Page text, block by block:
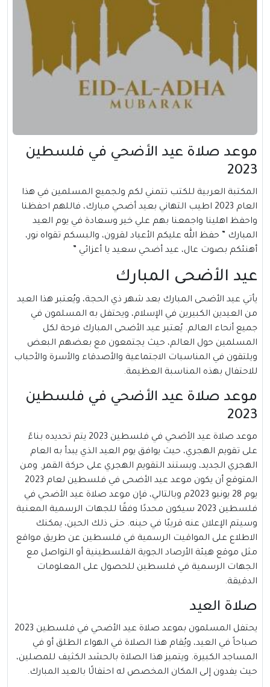
موعد صلاة عيد الأضحي في فلسطين
2023
المكتبة العربية للكتب تتمني لكم ولجميع المسلمين في هذا
العام 2023 اطيب التهاني بعيد أضحي مبارك، فاللهم احفظنا
واحفظ اهلينا واجمعنا بهم علي خير وسعادة في يوم العيد
المبارك ” حفظ الله عليكم الأعياد لقرون، والبسكم تقواه نور،
أهنئكم بصوت عال، عيد أضحي سعيد يا أعزائي ”
عيد الأضحى المبارك
يأتي عيد الأضحى المبارك بعد شهر ذي الحجة، ويُعتبر هذا العيد
من العيدين الكبيرين في الإسلام، ويحتفل به المسلمون في
جميع أنحاء العالم. يُعتبر عيد الأضحى المبارك فرحة لكل
المسلمين حول العالم، حيث يجتمعون مع بعضهم البعض
ويلتقون في المناسبات الاجتماعية والأصدقاء والأسرة والأحباب
للاحتفال بهذه المناسبة العظيمة.
موعد صلاة عيد الأضحي في فلسطين
2023
موعد صلاة عيد الأضحي في فلسطين 2023 يتم تحديده بناءً
على تقويم الهجري، حيث يوافق يوم العيد الذي يبدأ به العام
الهجري الجديد، ويستند التقويم الهجري على حركة القمر. ومن
المتوقع أن يكون موعد عيد الأضحى في فلسطين لعام 2023
يوم 28 يونيو 2023م وبالتالي، فإن موعد صلاة عيد الأضحي في
فلسطين 2023 سيكون محددًا وفقًا للجهات الرسمية المعنية
وسيتم الإعلان عنه قريبًا في حينه. حتى ذلك الحين، يمكنك
الاطلاع على المواقيت الرسمية في فلسطين عن طريق مواقع
مثل موقع هيئة الأرصاد الجوية الفلسطينية أو التواصل مع
الجهات الرسمية في فلسطين للحصول على المعلومات
الدقيقة.
صلاة العيد
يحتفل المسلمون بموعد صلاة عيد الأضحي في فلسطين 2023
صباحاً في العيد، ويُقام هذا الصلاة في الهواء الطلق أو في
المساجد الكبيرة. ويتميز هذا الصلاة بالحشد الكثيف للمصلين،
حيث يفدون إلى المكان المخصص له احتفالًا بالعيد المبارك.